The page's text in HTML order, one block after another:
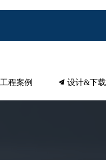
工程案例 끔 设计&下载